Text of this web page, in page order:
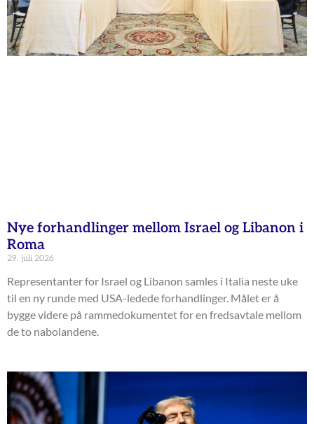
Nye forhandlinger mellom Israel og Libanon i
Roma
29. juli 2026
Representanter for Israel og Libanon samles i Italia neste uke
til en ny runde med USA-ledede forhandlinger. Målet er å
bygge videre på rammedokumentet for en fredsavtale mellom
de to nabolandene.